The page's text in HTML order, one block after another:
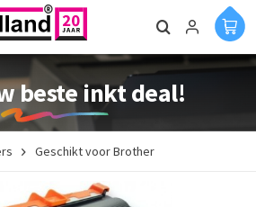
beste inkt deal!
Geschikt voor Brother